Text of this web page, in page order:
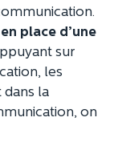
place d’une
sur
les
dans la
on